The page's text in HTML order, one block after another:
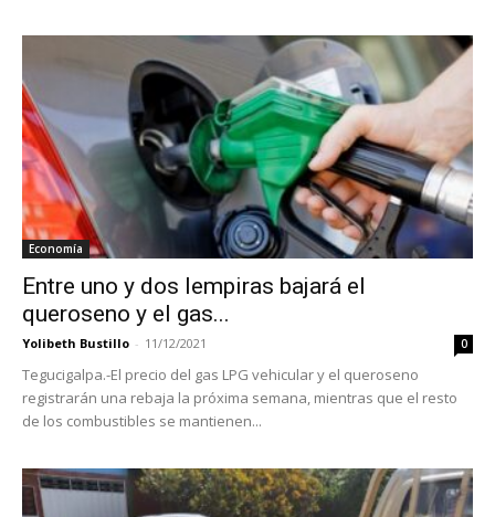
Economía
Entre uno y dos lempiras bajará el
queroseno y el gas...
Yolibeth Bustillo - 11/12/2021 0
Tegucigalpa.-El precio del gas LPG vehicular y el queroseno
registrarán una rebaja la próxima semana, mientras que el resto
de los combustibles se mantienen...